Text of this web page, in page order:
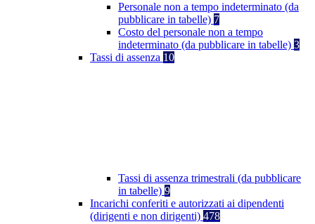
Personale non a tempo indeterminato (da
pubblicare in tabelle) 7
Costo del personale non a tempo
indeterminato (da pubblicare in tabelle) 3
Tassi di assenza 10
Tassi di assenza trimestrali (da pubblicare
in tabelle) 9
Incarichi conferiti e autorizzati ai dipendenti
(dirigenti e non dirigenti) 478